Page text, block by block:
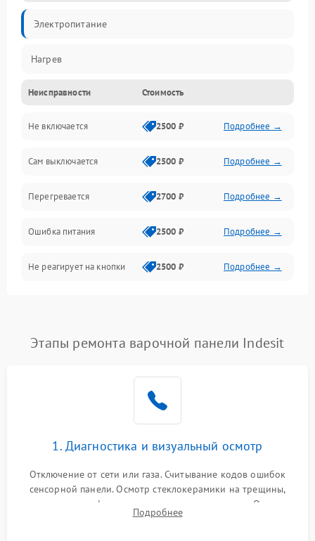
Электропитание
Нагрев
Неисправности Стоимость
Не включается 2500 ₽ Подробнее →
Сам выключается 2500 ₽ Подробнее →
Перегревается 2700 ₽ Подробнее →
Ошибка питания 2500 ₽ Подробнее →
Не реагирует на кнопки 2500 ₽ Подробнее →
Этапы ремонта варочной панели Indesit
1. Диагностика и визуальный осмотр
Отключение от сети или газа. Считывание кодов ошибок
сенсорной панели. Осмотр стеклокерамики на трещины,
проверка конфорок на равномерность нагрева. Опрос
клиента о симптомах (не включается, не видит посуду,
Подробнее